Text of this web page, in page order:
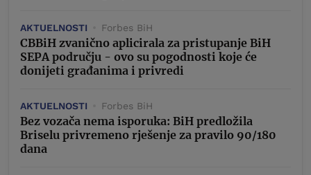
AKTUELNOSTI Forbes BiH
CBBiH zvanično aplicirala za pristupanje BiH
SEPA području - ovo su pogodnosti koje će
donijeti građanima i privredi
AKTUELNOSTI Forbes BiH
Bez vozača nema isporuka: BiH predložila
Briselu privremeno rješenje za pravilo 90/180
dana